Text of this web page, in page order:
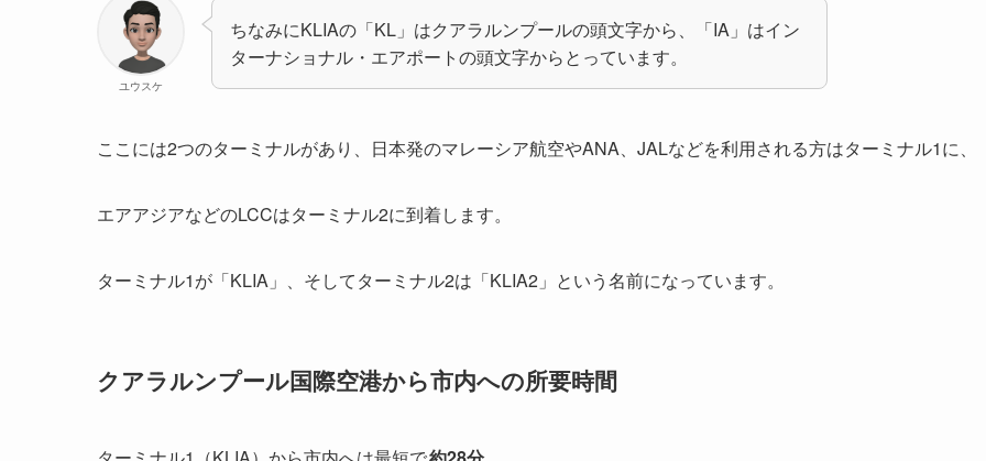
ユウスケ
ちなみにKLIAの「KL」はクアラルンプールの頭文字から、「IA」はイン
ターナショナル・エアポートの頭文字からとっています。
ここには2つのターミナルがあり、日本発のマレーシア航空やANA、JALなどを利用される方はターミナル1に、
エアアジアなどのLCCはターミナル2に到着します。
ターミナル1が「KLIA」、そしてターミナル2は「KLIA2」という名前になっています。
クアラルンプール国際空港から市内への所要時間